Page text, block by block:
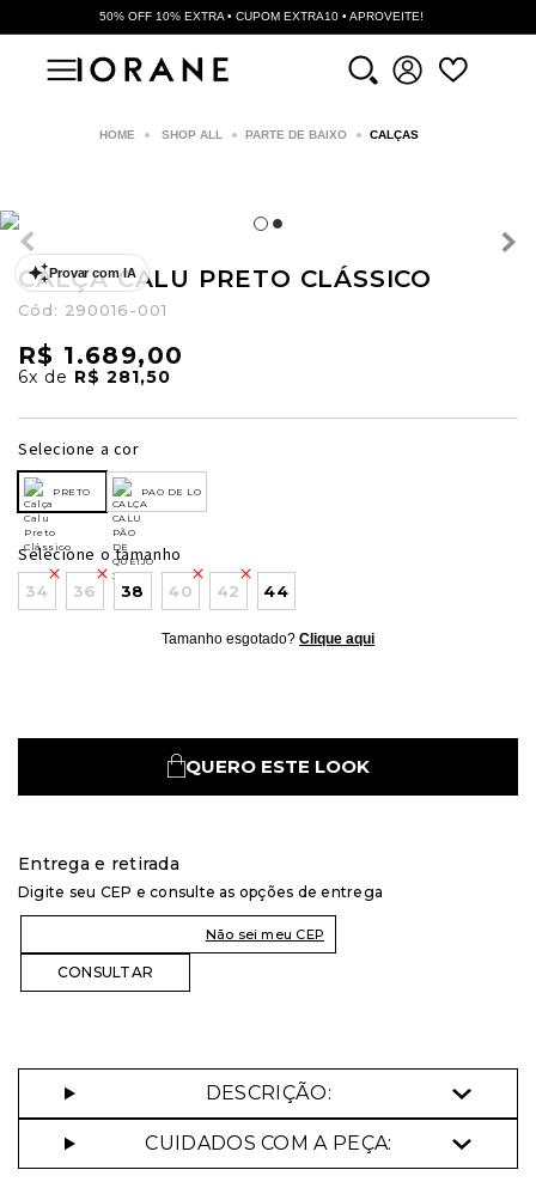
50% OFF 10% EXTRA • CUPOM EXTRA10 • APROVEITE!
SHOP ALL PARTE DE BAIXO CALÇAS
Provar com IA
CALÇA CALU PRETO CLÁSSICO
Cód: 290016-001
R$ 1.689,00
6x de R$ 281,50
Nossa personal shopper
Selecione a cor
PRETO PAO DE LO
Selecione o tamanho
34 36 38 40 42 44
Tamanho esgotado? Clique aqui
QUERO ESTE LOOK
Entrega e retirada
Digite seu CEP e consulte as opções de entrega
Não sei meu CEP
DESCRIÇÃO:
CUIDADOS COM A PEÇA: